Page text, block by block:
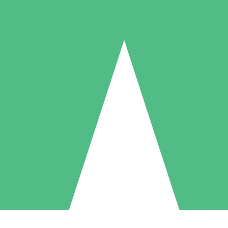
Individuelle Credit-Pakete
nach Bedarf mit Download-Credits. Keine monatliche Verpflichtung